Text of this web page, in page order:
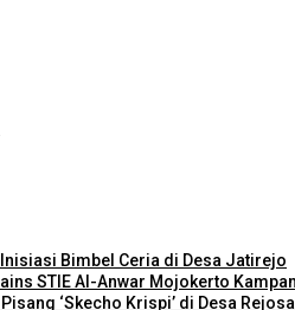
Inisiasi Bimbel Ceria di Desa Jatirejo
STIE Al-Anwar Mojokerto
‘Skecho Krispi’ di Desa